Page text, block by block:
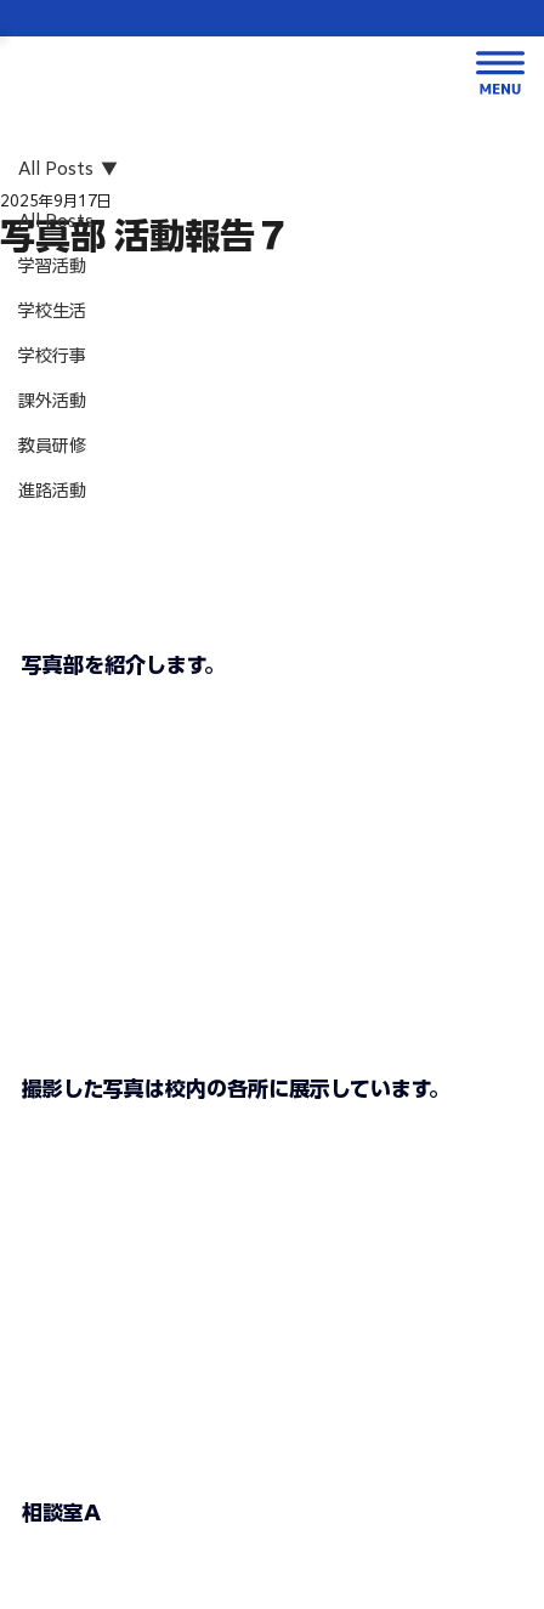
All Posts
学習活動
学校生活
学校行事
課外活動
教員研修
進路活動
All Posts
写真部 活動報告７
2025年9月17日
写真部を紹介します。
撮影した写真は校内の各所に展示しています。
相談室A